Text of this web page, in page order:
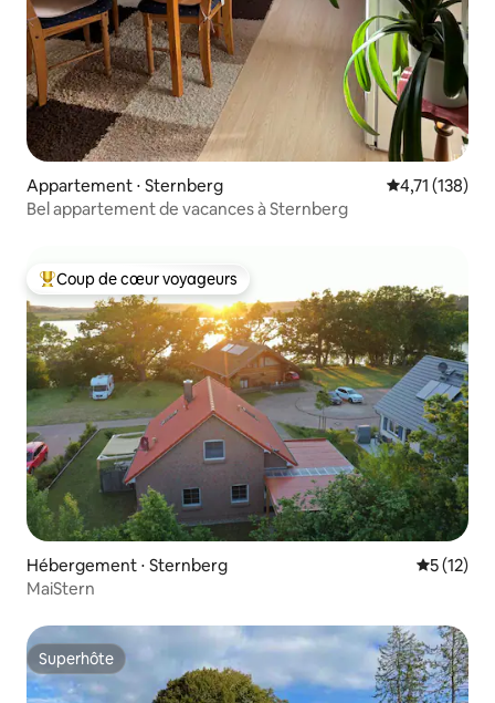
Appartement ⋅ Sternberg Évaluation
4,71 (138)
Bel appartement de vacances à Sternberg
Coups de cœur voyageurs les plus appréciés
Coup de cœur voyageurs
Hébergement ⋅ Sternberg
5 (12)
MaiStern
Superhôte
Superhôte